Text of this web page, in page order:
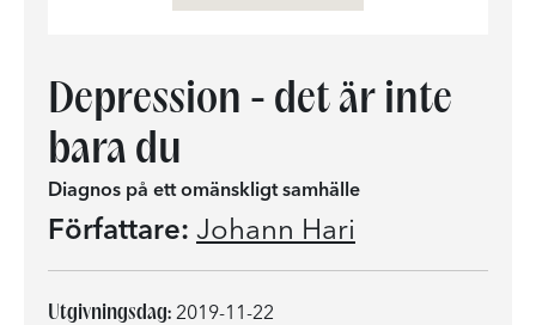
Depression - det är inte
bara du
Diagnos på ett omänskligt samhälle
Författare: Johann Hari
Utgivningsdag: 2019-11-22